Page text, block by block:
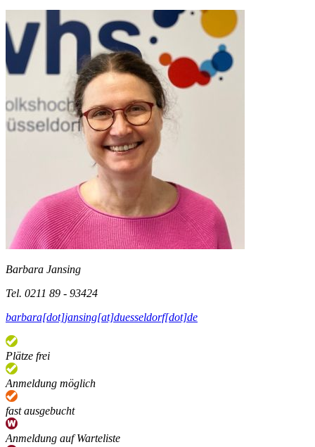
Barbara Jansing
Tel. 0211 89 - 93424
barbara[dot]jansing[at]duesseldorf[dot]de
Plätze frei
Anmeldung möglich
fast ausgebucht
Anmeldung auf Warteliste